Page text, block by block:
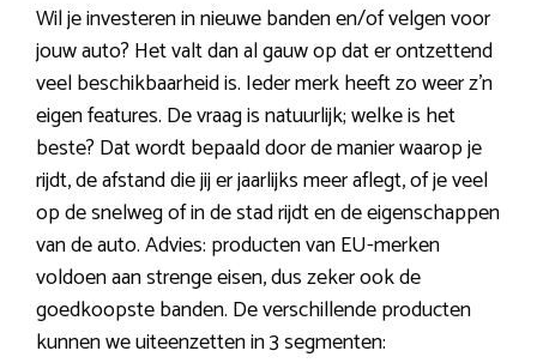
Wil je investeren in nieuwe banden en/of velgen voor
jouw auto? Het valt dan al gauw op dat er ontzettend
veel beschikbaarheid is. Ieder merk heeft zo weer z’n
eigen features. De vraag is natuurlijk; welke is het
beste? Dat wordt bepaald door de manier waarop je
rijdt, de afstand die jij er jaarlijks meer aflegt, of je veel
op de snelweg of in de stad rijdt en de eigenschappen
van de auto. Advies: producten van EU-merken
voldoen aan strenge eisen, dus zeker ook de
goedkoopste banden. De verschillende producten
kunnen we uiteenzetten in 3 segmenten: